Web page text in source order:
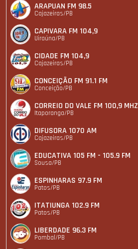
ARAPUAN FM 98.5
Cajazeiras/PB
CAPIVARA FM 104,9
Uiraúna/PB
CIDADE FM 104,9
Cajazeiras/PB
CONCEIÇÃO FM 91.1 FM
Conceição/PB
CORREIO DO VALE FM 100,9 MHZ
Itaporanga/PB
DIFUSORA 1070 AM
Cajazeiras/PB
EDUCATIVA 105 FM - 105.9 FM
Sousa/PB
ESPINHARAS 97.9 FM
Patos/PB
ITATIUNGA 102.9 FM
Patos/PB
LIBERDADE 96.3 FM
Pombal/PB